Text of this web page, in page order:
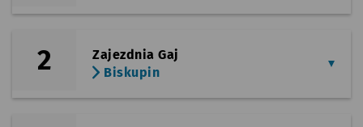
2
Zajezdnia Gaj
Biskupin